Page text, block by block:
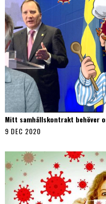
Mitt samhällskontrakt behöver
9 DEC 2020